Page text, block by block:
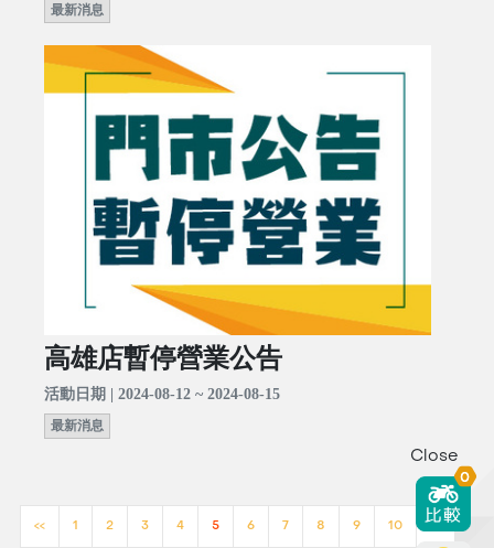
最新消息
高雄店暫停營業公告
活動日期 | 2024-08-12 ~ 2024-08-15
最新消息
<< 1 2 3 4 5 6 7 8 9 10 >>
Close
0